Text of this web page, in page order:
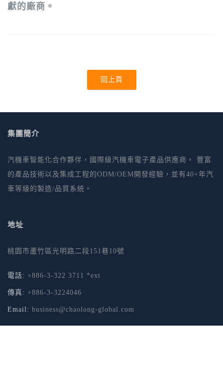
獻的廠商。
回上頁
集團簡介
汽機車智能化合作夥伴，國際級汽機車電子產品供應商。 豐富
的產品技術以及集成工程的ODM/OEM開發經驗，並有40+年汽
車等級的製造/品質系統。
地址
桃園市蘆竹區光明路二段151巷10號
電話: +886-3-322 3711 *ext
傳真: +886-3-3224046
Email: business@chaolong-global.com